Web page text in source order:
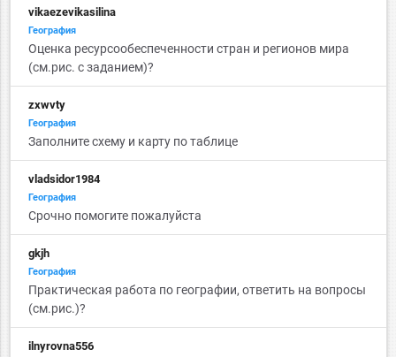
vikaezevikasilina
География
Оценка ресурсообеспеченности стран и регионов мира
(см.рис. с заданием)?
zxwvty
География
Заполните схему и карту по таблице
vladsidor1984
География
Срочно помогите пожалуйста
gkjh
География
Практическая работа по географии, ответить на вопросы
(см.рис.)?
ilnyrovna556